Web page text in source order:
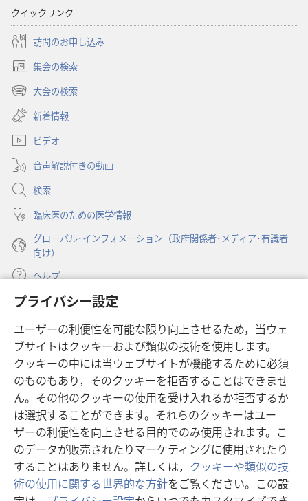
プライバシー設定
ユーザーの利便性を可能な限り向上させるため，当ウェ
ブサイトはクッキーおよび類似の技術を使用します。
クッキーの中には当ウェブサイトが機能するために必須
のものもあり，そのクッキーを拒否することはできませ
ん。その他のクッキーの使用を受け入れるか拒否するか
は選択することができます。それらのクッキーはユー
ザーの利便性を向上させる目的でのみ使用されます。こ
のデータが販売されたりマーケティングに使用されたり
することはありません。詳しくは， クッキーや類似の技
術の使用に関する世界的な方針をご覧ください。この設
クイックリンク
訪問のお申し込み
集会の検索
（新
し
タ
で
開
く）
大会の検索
（新
し
い
タ
ブ
で
開
く）
新着情報
ビデオ
音声解説付きの動画
検索
臨床医のための医学情報
グローバル･インフォメーション（政府関係者･メディア･有識者
向け）
ヘルプ
寄付
し
い
タ
ブ
で
開
く）
ものみの塔 オンライン・ライブラリー
（新
し
い
タ
ブ
で
開
く）
JW Hub ®
（新
し
い
タ
ブ
で
開
く）
JW Library ®
Watchtower Library®